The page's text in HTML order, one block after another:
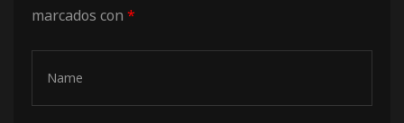
marcados con *
Series